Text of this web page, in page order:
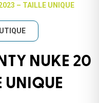
– TAILLE UNIQUE
NUKE 20
UNIQUE